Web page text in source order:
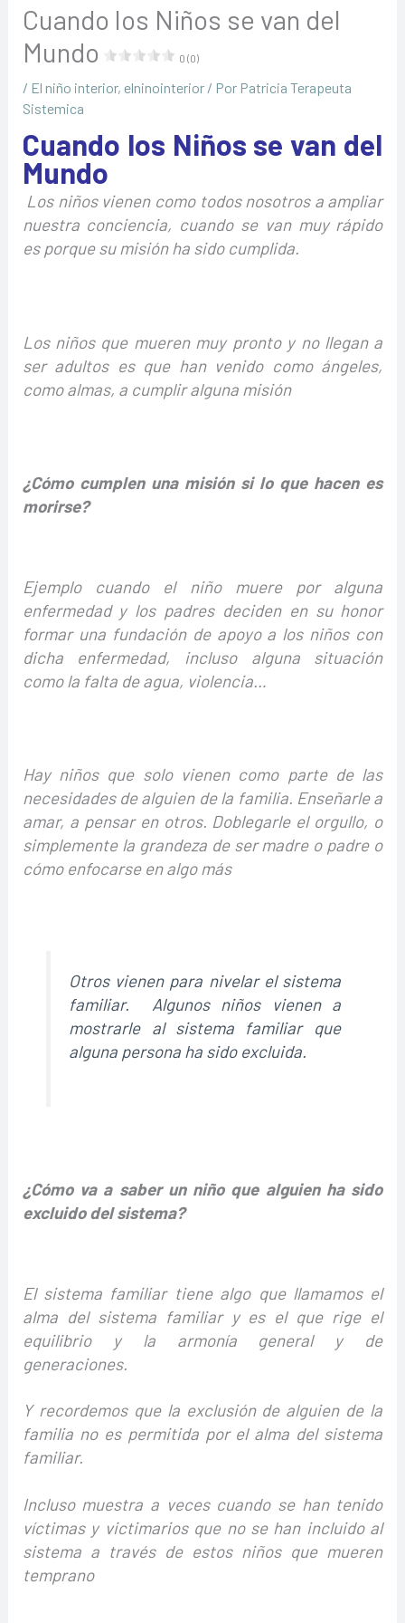
Cuando los Niños se van del
Mundo
0 (0)
/ El niño interior, elninointerior/ Por Patricia Terapeuta
Sistemica
Cuando los Niños se van del
Mundo
Los niños vienen como todos nosotros a ampliar
nuestra conciencia, cuando se van muy rápido
es porque su misión ha sido cumplida.
Los niños que mueren muy pronto y no llegan a
ser adultos es que han venido como ángeles,
como almas, a cumplir alguna misión
¿Cómo cumplen una misión si lo que hacen es
morirse?
Ejemplo cuando el niño muere por alguna
enfermedad y los padres deciden en su honor
formar una fundación de apoyo a los niños con
dicha enfermedad, incluso alguna situación
como la falta de agua, violencia…
Hay niños que solo vienen como parte de las
necesidades de alguien de la familia. Enseñarle a
amar, a pensar en otros. Doblegarle el orgullo, o
simplemente la grandeza de ser madre o padre o
cómo enfocarse en algo más
Otros vienen para nivelar el sistema
familiar. Algunos niños vienen a
mostrarle al sistema familiar que
alguna persona ha sido excluida.
¿Cómo va a saber un niño que alguien ha sido
excluido del sistema?
El sistema familiar tiene algo que llamamos el
alma del sistema familiar y es el que rige el
equilibrio y la armonía general y de
generaciones.
Y recordemos que la exclusión de alguien de la
familia no es permitida por el alma del sistema
familiar.
Incluso muestra a veces cuando se han tenido
víctimas y victimarios que no se han incluido al
sistema a través de estos niños que mueren
temprano